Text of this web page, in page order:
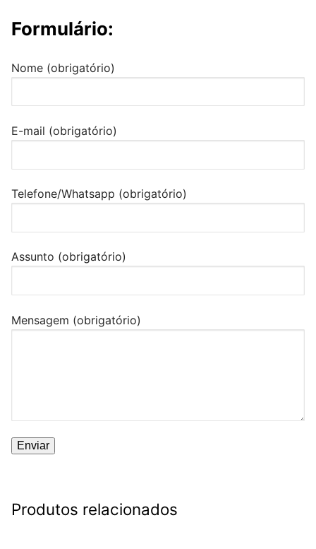
Formulário:
Nome (obrigatório)
E-mail (obrigatório)
Telefone/Whatsapp (obrigatório)
Assunto (obrigatório)
Mensagem (obrigatório)
Produtos relacionados